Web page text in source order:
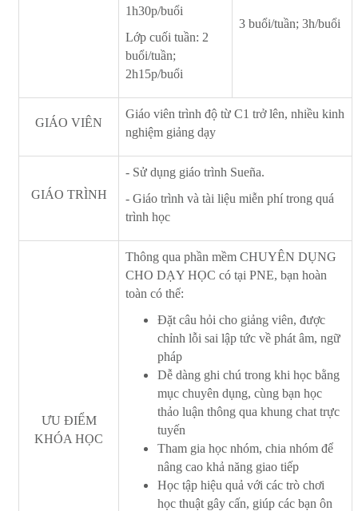
1h30p/buổi
Lớp cuối tuần: 2
buổi/tuần;
2h15p/buổi
3 buổi/tuần; 3h/buổi
GIÁO VIÊN
Giáo viên trình độ từ C1 trở lên, nhiều kinh
nghiệm giảng dạy
GIÁO TRÌNH
- Sử dụng giáo trình Sueña.
- Giáo trình và tài liệu miễn phí trong quá
trình học
ƯU ĐIỂM
KHÓA HỌC
Thông qua phần mềm CHUYÊN DỤNG
CHO DẠY HỌC có tại PNE, bạn hoàn
toàn có thể:
Đặt câu hỏi cho giảng viên, được
chỉnh lỗi sai lập tức về phát âm, ngữ
pháp
Dễ dàng ghi chú trong khi học bằng
mục chuyên dụng, cùng bạn học
thảo luận thông qua khung chat trực
tuyến
Tham gia học nhóm, chia nhóm để
nâng cao khả năng giao tiếp
Học tập hiệu quả với các trò chơi
học thuật gây cấn, giúp các bạn ôn